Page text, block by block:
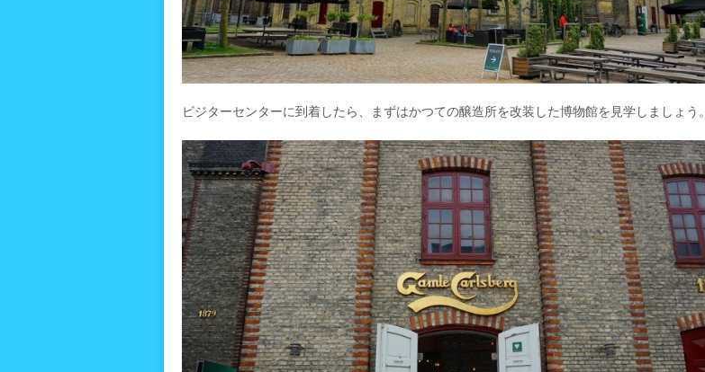
ビジターセンターに到着したら、まずはかつての醸造所を改装した博物館を見学しましょう。